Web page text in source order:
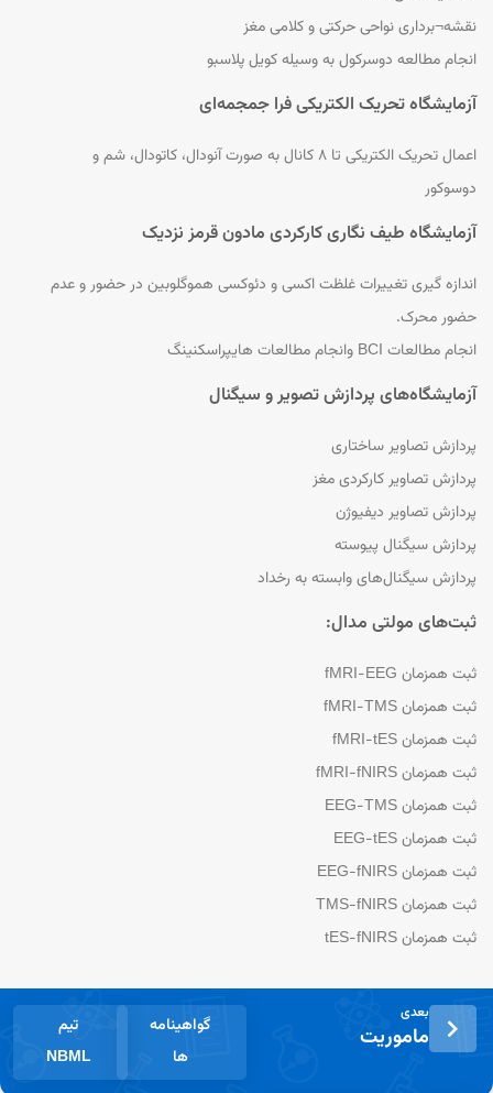
نقشه¬برداری نواحی حرکتی و کلامی مغز
انجام مطالعه دوسرکول به وسیله کویل پلاسبو
آزمایشگاه تحریک الکتریکی فرا جمجمه‌ای
اعمال تحریک الکتریکی تا ۸ کانال به صورت آنودال، کاتودال، شم و
دوسوکور
آزمایشگاه طیف نگاری کارکردی مادون قرمز نزدیک
اندازه گیری تغییرات غلظت اکسی و دئوکسی هموگلوبین در حضور و عدم
حضور محرک.
انجام مطالعات BCI وانجام مطالعات هایپراسکنینگ
آزمایشگاه‌های پردازش تصویر و سیگنال
پردازش تصاویر ساختاری
پردازش تصاویر کارکردی مغز
پردازش تصاویر دیفیوژن
پردازش سیگنال پیوسته
پردازش سیگنال‌های وابسته به رخداد
ثبت‌های مولتی مدال:
ثبت همزمان fMRI-EEG
ثبت همزمان fMRI-TMS
ثبت همزمان fMRI-tES
ثبت همزمان fMRI-fNIRS
ثبت همزمان EEG-TMS
ثبت همزمان EEG-tES
ثبت همزمان EEG-fNIRS
ثبت همزمان TMS-fNIRS
ثبت همزمان tES-fNIRS
بعدی
ماموریت
گواهینامه
ها
تیم
NBML